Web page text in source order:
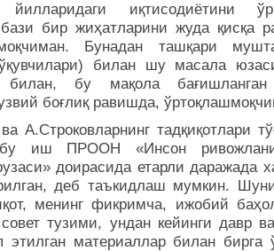
йилларидаги иқтисодиётини
бир жиҳатларини жуда қисқа
Бунадан ташқари
билан шу масала
билан, бу мақола
боғлиқ равишда,
А.Строковларнинг тадқиқотлари
бу иш ПРООН «Инсон
доирасида етарли даражада
деб таъкидлаш мумкин.
менинг фикримча, ижобий
тузими, ундан кейинги давр
этилган материаллар билан бирга